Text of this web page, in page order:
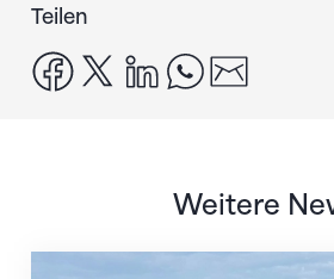
Teilen
facebook
x linkedinwhatsapp
Weitere
IFA-Awards an Schweizer